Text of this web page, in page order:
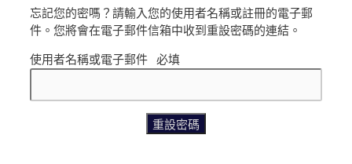
忘記您的密嗎？請輸入您的使用者名稱或註冊的電子郵
件。您將會在電子郵件信箱中收到重設密碼的連結。
使用者名稱或電子郵件 必填
重設密碼